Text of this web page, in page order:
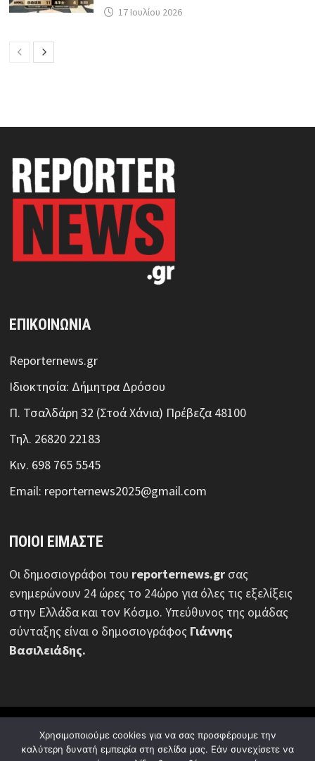
17 Ιουλίου 2026
ΕΠΙΚΟΙΝΩΝΙΑ
Reporternews.gr
Ιδιοκτησία: Δήμητρα Δρόσου
Π. Τσαλδάρη 32 (Στοά Χάνια) Πρέβεζα 48100
Τηλ. 26820 22183
Κιν. 698 765 5545
Email: reporternews2025@gmail.com
ΠΟΙΟΙ ΕΙΜΑΣΤΕ
Οι δημοσιογράφοι του reporternews.gr σας
ενημερώνουν 24 ώρες το 24ώρο για όλες τις εξελίξεις
στην Ελλάδα και τον Κόσμο. Υπεύθυνος της ομάδας
σύνταξης είναι ο δημοσιογράφος Γιάννης
Βασιλειάδης.
© Reporternews.gr - 2026 | Με επιφύλαξη κάθε νόμιμου
δικαιώματος | Design:Media News Group
Χρησιμοποιούμε cookies για να σας προσφέρουμε την
καλύτερη δυνατή εμπειρία στη σελίδα μας. Εάν συνεχίσετε να